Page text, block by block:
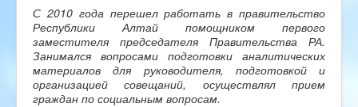
С 2010 года перешел работать в правительство
Республики Алтай помощником первого
заместителя председателя Правительства РА.
Занимался вопросами подготовки аналитических
материалов для руководителя, подготовкой и
организацией совещаний, осуществлял прием
граждан по социальным вопросам.